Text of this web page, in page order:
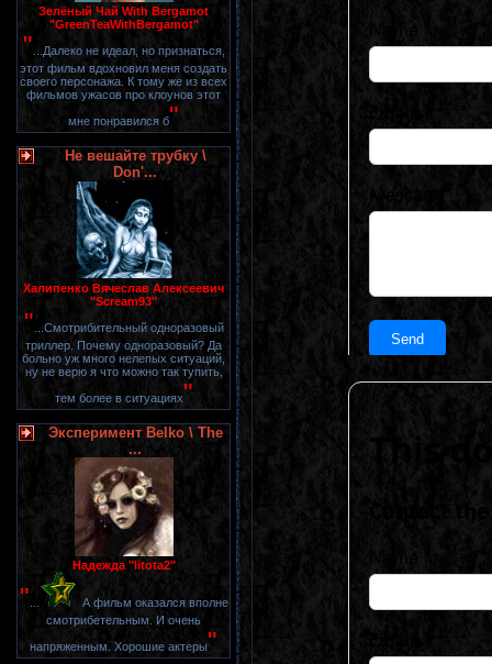
Зелёный Чай With Bergamot
"GreenTeaWithBergamot"
" ...Далеко не идеал, но признаться,
этот фильм вдохновил меня создать
своего персонажа. К тому же из всех
фильмов ужасов про клоунов этот
мне понравился б"
Не вешайте трубку \
Don'...
Халипенко Вячеслав Алексеевич
"Scream93"
" ...Смотрибительный одноразовый
триллер. Почему одноразовый? Да
больно уж много нелепых ситуаций,
ну не верю я что можно так тупить,
тем более в ситуациях"
Эксперимент Belko \ The
...
Надежда "litota2"
"
А фильм оказался вполне
смотрибетельным. И очень
напряженным. Хорошие актеры"